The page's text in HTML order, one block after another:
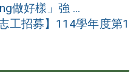
做好樣」強 ...
志工招募】114學年度第1